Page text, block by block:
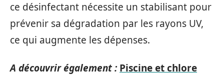
ce désinfectant nécessite un stabilisant pour
prévenir sa dégradation par les rayons UV,
ce qui augmente les dépenses.
A découvrir également : Piscine et chlore